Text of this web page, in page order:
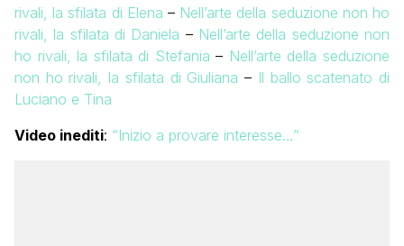
rivali, la sfilata di Elena – Nell’arte della seduzione non ho
rivali, la sfilata di Daniela – Nell’arte della seduzione non
ho rivali, la sfilata di Stefania – Nell’arte della seduzione
non ho rivali, la sfilata di Giuliana – Il ballo scatenato di
Luciano e Tina
Video inediti: “Inizio a provare interesse…”